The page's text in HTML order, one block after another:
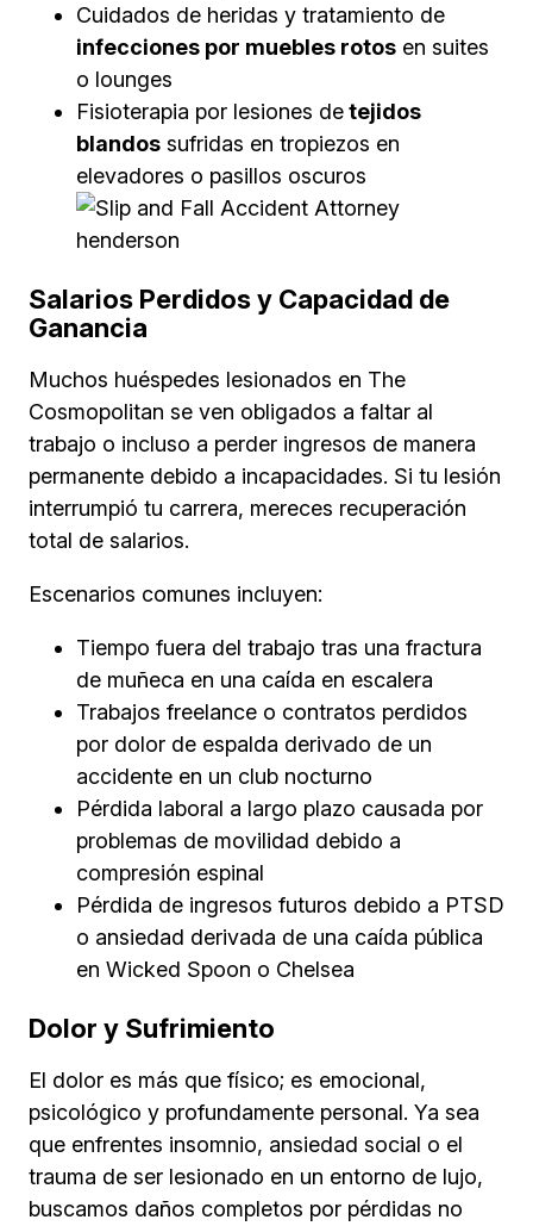
Cuidados de heridas y tratamiento de
infecciones por muebles rotos en suites
o lounges
Fisioterapia por lesiones detejidos
blandos sufridas en tropiezos en
elevadores o pasillos oscuros
Salarios Perdidos y Capacidad de
Ganancia
Muchos huéspedes lesionados en The
Cosmopolitan se ven obligados a faltar al
trabajo o incluso a perder ingresos de manera
permanente debido a incapacidades. Si tu lesión
interrumpió tu carrera, mereces recuperación
total de salarios.
Escenarios comunes incluyen:
Tiempo fuera del trabajo tras una fractura
de muñeca en una caída en escalera
Trabajos freelance o contratos perdidos
por dolor de espalda derivado de un
accidente en un club nocturno
Pérdida laboral a largo plazo causada por
problemas de movilidad debido a
compresión espinal
Pérdida de ingresos futuros debido a PTSD
o ansiedad derivada de una caída pública
en Wicked Spoon o Chelsea
Dolor y Sufrimiento
El dolor es más que físico; es emocional,
psicológico y profundamente personal. Ya sea
que enfrentes insomnio, ansiedad social o el
trauma de ser lesionado en un entorno de lujo,
buscamos daños completos por pérdidas no